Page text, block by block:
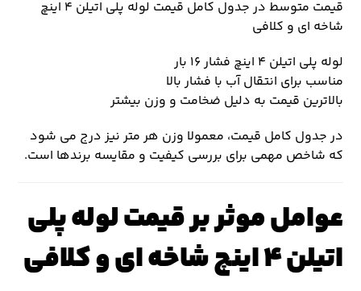
قیمت متوسط در جدول کامل قیمت لوله پلی اتیلن ۴ اینچ
شاخه ای و کلافی
لوله پلی اتیلن ۴ اینچ فشار ۱۶ بار
مناسب برای انتقال آب با فشار بالا
بالاترین قیمت به دلیل ضخامت و وزن بیشتر
در جدول کامل قیمت، معمولا وزن هر متر نیز درج می شود
که شاخص مهمی برای بررسی کیفیت و مقایسه برندها است.
عوامل موثر بر قیمت لوله پلی
اتیلن ۴ اینچ شاخه ای و کلافی